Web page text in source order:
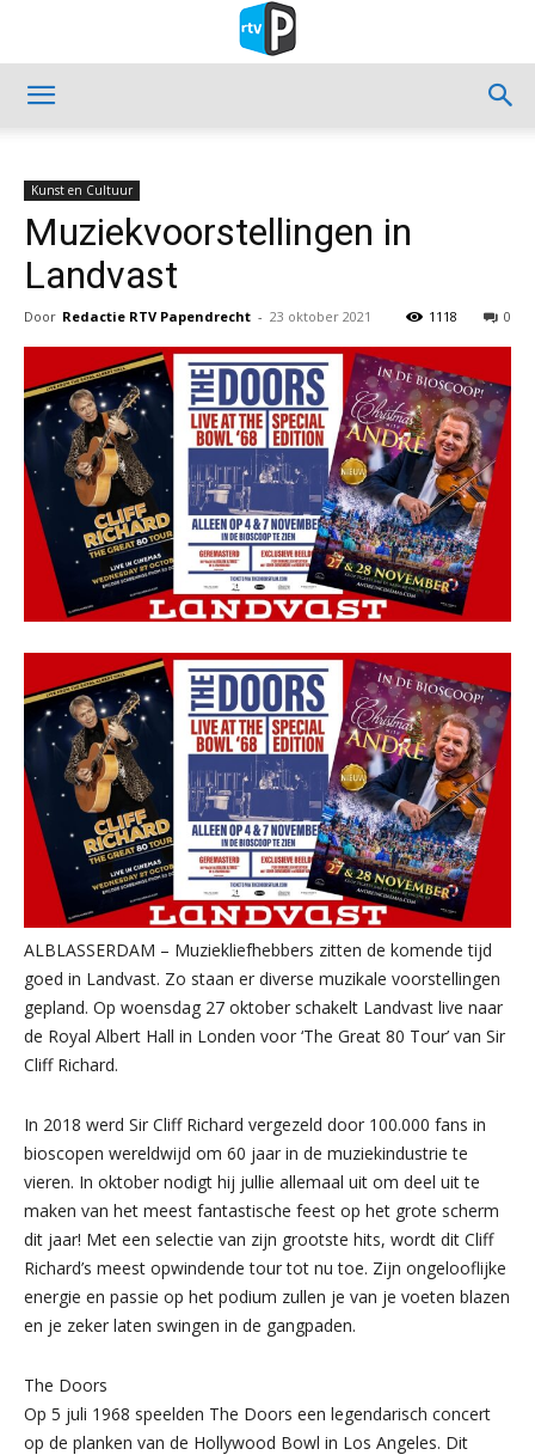
Kunst en Cultuur
Muziekvoorstellingen in
Landvast
Door Redactie RTV Papendrecht - 23 oktober 2021 0
1118
ALBLASSERDAM – Muziekliefhebbers zitten de komende tijd
goed in Landvast. Zo staan er diverse muzikale voorstellingen
gepland. Op woensdag 27 oktober schakelt Landvast live naar
de Royal Albert Hall in Londen voor ‘The Great 80 Tour’ van Sir
Cliff Richard.
In 2018 werd Sir Cliff Richard vergezeld door 100.000 fans in
bioscopen wereldwijd om 60 jaar in de muziekindustrie te
vieren. In oktober nodigt hij jullie allemaal uit om deel uit te
maken van het meest fantastische feest op het grote scherm
dit jaar! Met een selectie van zijn grootste hits, wordt dit Cliff
Richard’s meest opwindende tour tot nu toe. Zijn ongelooflijke
energie en passie op het podium zullen je van je voeten blazen
en je zeker laten swingen in de gangpaden.
The Doors
Op 5 juli 1968 speelden The Doors een legendarisch concert
op de planken van de Hollywood Bowl in Los Angeles. Dit